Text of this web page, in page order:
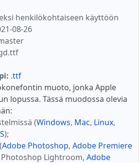
henkilökohtaiseen käyttöön
08-26
.ttf
muoto, jonka Apple
lopussa. Tässä muodossa olevia
(Windows, Mac, Linux,
);
Adobe Photoshop, Adobe Premiere
Photoshop Lightroom, Adobe